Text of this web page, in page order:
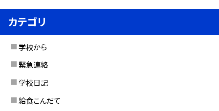
カテゴリ
学校から
緊急連絡
学校日記
給食こんだて